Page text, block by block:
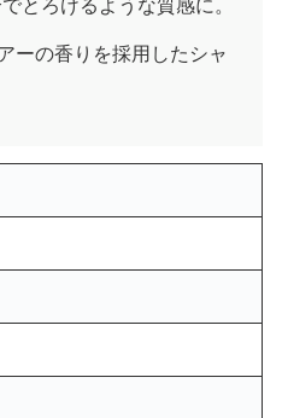
とろけるような質感に。
ーの香りを採用したシャ